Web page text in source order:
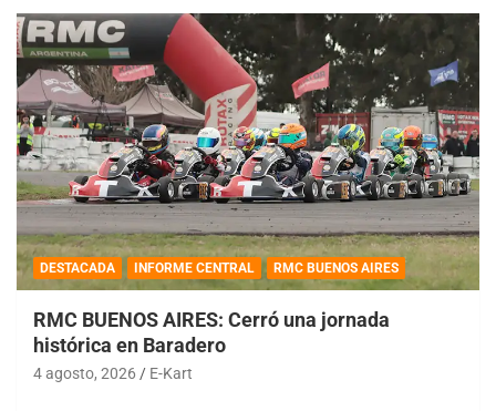
DESTACADA INFORME CENTRAL RMC BUENOS AIRES
RMC BUENOS AIRES: Cerró una jornada
histórica en Baradero
4 agosto, 2026 E-Kart